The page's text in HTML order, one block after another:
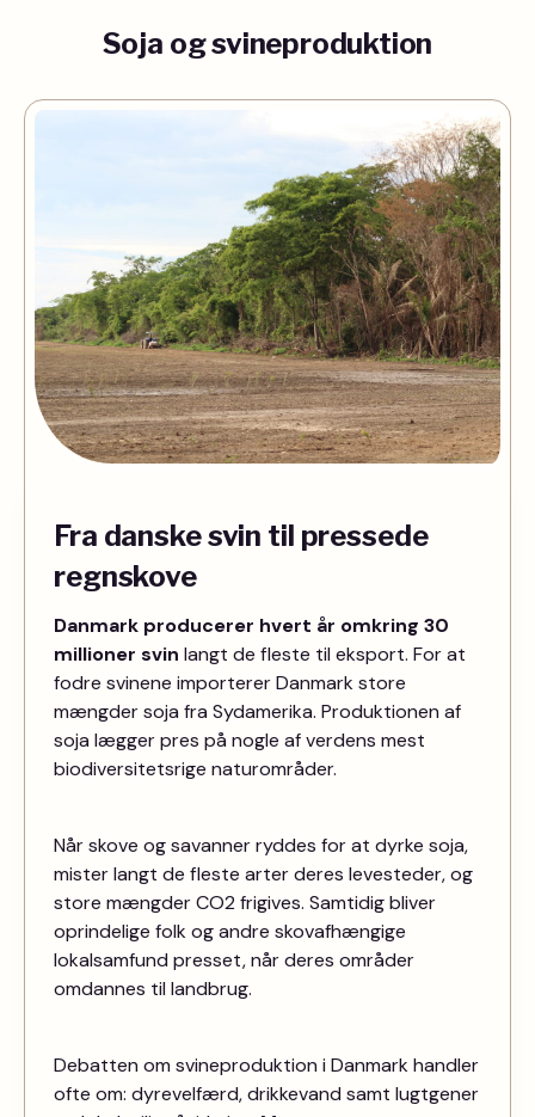
Soja og svineproduktion
Fra danske svin til pressede
regnskove
Danmark producerer hvert år omkring 30
millioner svin langt de fleste til eksport. For at
fodre svinene importerer Danmark store
mængder soja fra Sydamerika. Produktionen af
soja lægger pres på nogle af verdens mest
biodiversitetsrige naturområder.
Når skove og savanner ryddes for at dyrke soja,
mister langt de fleste arter deres levesteder, og
store mængder CO2 frigives. Samtidig bliver
oprindelige folk og andre skovafhængige
lokalsamfund presset, når deres områder
omdannes til landbrug.
Debatten om svineproduktion i Danmark handler
ofte om: dyrevelfærd, drikkevand samt lugtgener